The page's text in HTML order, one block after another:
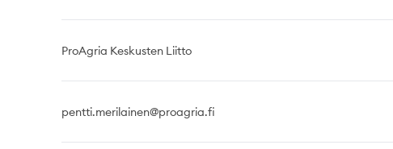
ProAgria Keskusten Liitto
pentti.merilainen@proagria.fi